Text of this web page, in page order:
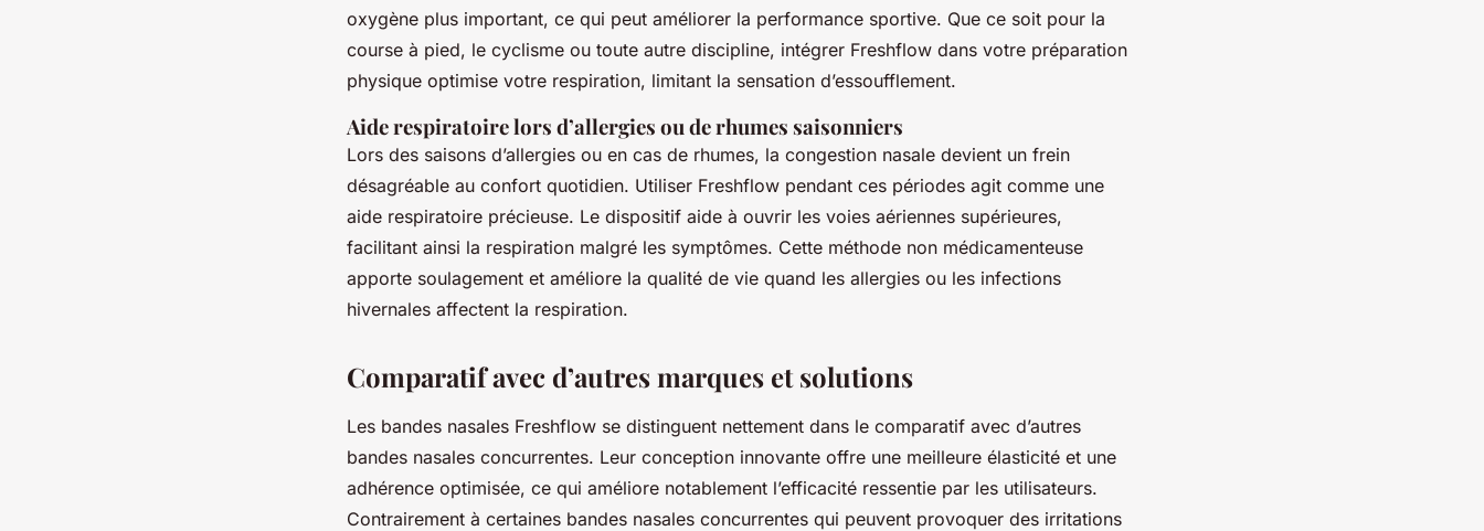
oxygène plus important, ce qui peut améliorer la performance sportive. Que ce soit pour la
course à pied, le cyclisme ou toute autre discipline, intégrer Freshflow dans votre préparation
physique optimise votre respiration, limitant la sensation d’essoufflement.
Aide respiratoire lors d’allergies ou de rhumes saisonniers
Lors des saisons d’allergies ou en cas de rhumes, la congestion nasale devient un frein
désagréable au confort quotidien. Utiliser Freshflow pendant ces périodes agit comme une
aide respiratoire précieuse. Le dispositif aide à ouvrir les voies aériennes supérieures,
facilitant ainsi la respiration malgré les symptômes. Cette méthode non médicamenteuse
apporte soulagement et améliore la qualité de vie quand les allergies ou les infections
hivernales affectent la respiration.
Comparatif avec d’autres marques et solutions
Les bandes nasales Freshflow se distinguent nettement dans le comparatif avec d’autres
bandes nasales concurrentes. Leur conception innovante offre une meilleure élasticité et une
adhérence optimisée, ce qui améliore notablement l’efficacité ressentie par les utilisateurs.
Contrairement à certaines bandes nasales concurrentes qui peuvent provoquer des irritations